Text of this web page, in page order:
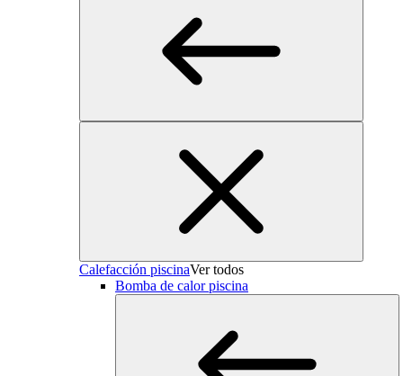
Calefacción piscinaVer todos
Bomba de calor piscina